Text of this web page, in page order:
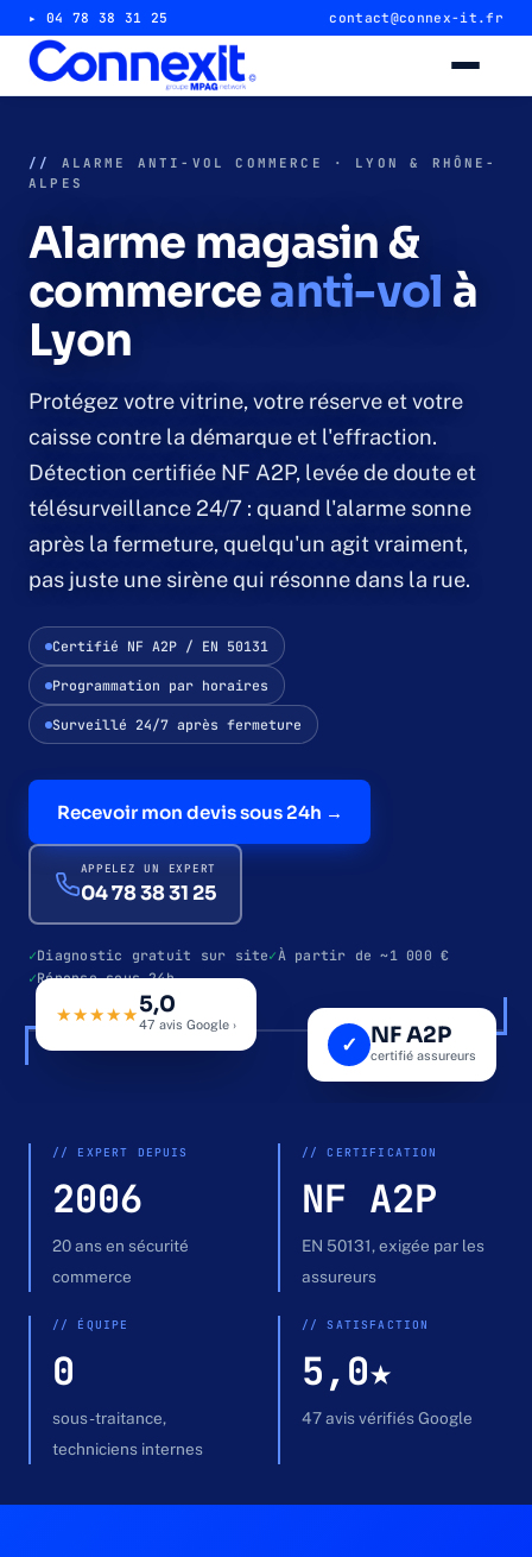
▸ 04 78 38 31 25 contact@connex-it.fr
Alarme entrepôt & industrie
Télésurveillance 24/7
Vidéosurveillance
Caméra magasin & commerce
Contrôle d'accès
Contrôle par badge
Contrôle biométrique
Qui sommes-nous
Études de cas
Blog
//
ALARME ANTI-VOL COMMERCE · LYON & RHÔNE-
ALPES
Alarme magasin &
commerceanti-vol à
Lyon
Protégez votre vitrine, votre réserve et votre
caisse contre la démarque et l'effraction.
Détection certifiée NF A2P, levée de doute et
télésurveillance 24/7 : quand l'alarme sonne
après la fermeture, quelqu'un agit vraiment,
pas juste une sirène qui résonne dans la rue.
Certifié NF A2P / EN 50131
Programmation par horaires
Surveillé 24/7 après fermeture
Recevoir mon devis sous 24h →
APPELEZ UN EXPERT
04 78 38 31 25
Diagnostic gratuit sur site À partir de ~1 000 €
Réponse sous 24h
ZONE A · VITRINE & CAISSE ARMÉ
69 · LYON & AURA
✓ NF A2P
certifié assureurs
★★★★★5,0
47 avis Google ›
// EXPERT DEPUIS
2006
20 ans en sécurité
commerce
// CERTIFICATION
NF A2P
EN 50131, exigée par les
assureurs
// ÉQUIPE
0
sous-traitance,
techniciens internes
// SATISFACTION
5,0★
47 avis vérifiés Google